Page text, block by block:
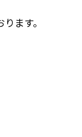
ます。